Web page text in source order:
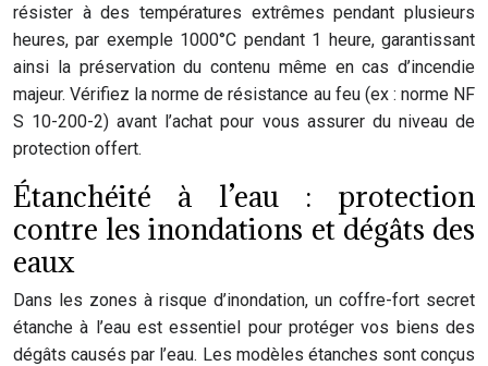
résister à des températures extrêmes pendant plusieurs
heures, par exemple 1000°C pendant 1 heure, garantissant
ainsi la préservation du contenu même en cas d’incendie
majeur. Vérifiez la norme de résistance au feu (ex : norme NF
S 10-200-2) avant l’achat pour vous assurer du niveau de
protection offert.
Étanchéité à l’eau : protection
contre les inondations et dégâts des
eaux
Dans les zones à risque d’inondation, un coffre-fort secret
étanche à l’eau est essentiel pour protéger vos biens des
dégâts causés par l’eau. Les modèles étanches sont conçus